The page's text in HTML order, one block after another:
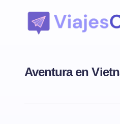
Aventura en